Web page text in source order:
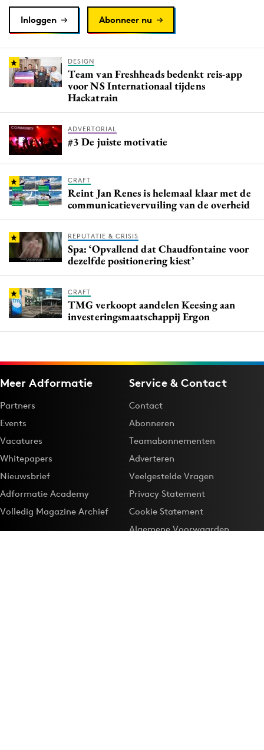
PR
Programmatic
Reputatie & crisis
Inloggen Abonneer nu
DESIGN
Team van Freshheads bedenkt reis-app
voor NS Internationaal tijdens
Hackatrain
ADVERTORIAL
#3 De juiste motivatie
CRAFT
Reint Jan Renes is helemaal klaar met de
communicatievervuiling van de overheid
REPUTATIE & CRISIS
Spa: ‘Opvallend dat Chaudfontaine voor
dezelfde positionering kiest’
CRAFT
TMG verkoopt aandelen Keesing aan
investeringsmaatschappij Ergon
Meer Adformatie
Partners
Events
Vacatures
Whitepapers
Nieuwsbrief
Adformatie Academy
Volledig Magazine Archief
Service & Contact
Contact
Abonneren
Teamabonnementen
Adverteren
Veelgestelde Vragen
Privacy Statement
Cookie Statement
Algemene Voorwaarden